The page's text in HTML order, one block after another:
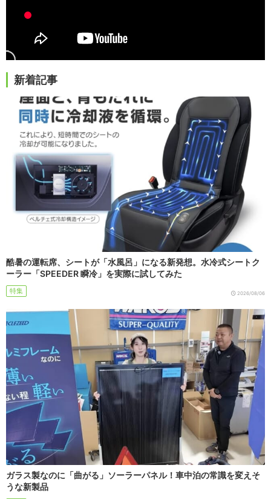
新着記事
酷暑の運転席、シートが「水風呂」になる新発想。水冷式シートク
ーラー「SPEEDER 瞬冷」を実際に試してみた
特集 2026/08/06
ガラス製なのに「曲がる」ソーラーパネル！車中泊の常識を変えそ
うな新製品